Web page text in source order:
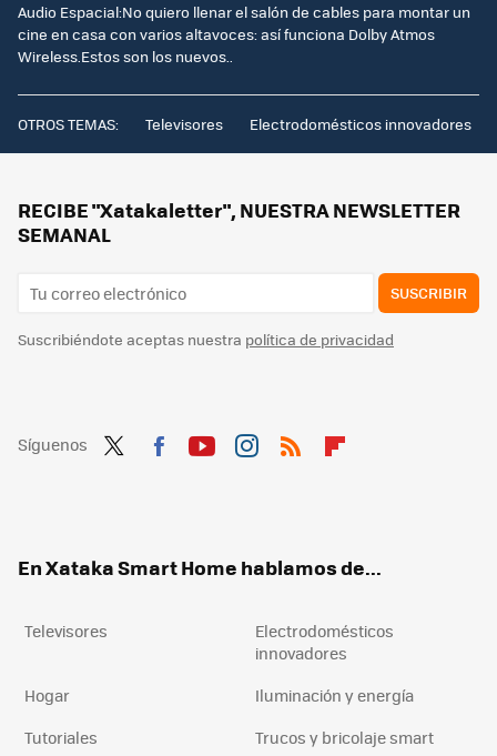
Audio Espacial:No quiero llenar el salón de cables para montar un
cine en casa con varios altavoces: así funciona Dolby Atmos
Wireless.Estos son los nuevos..
OTROS TEMAS: Televisores Electrodomésticos innovadores
RECIBE "Xatakaletter", NUESTRA NEWSLETTER
SEMANAL
SUSCRIBIR
Suscribiéndote aceptas nuestra política de privacidad
Síguenos
En Xataka Smart Home hablamos de...
Televisores
Electrodomésticos
innovadores
Hogar
Iluminación y energía
Tutoriales
Trucos y bricolaje smart